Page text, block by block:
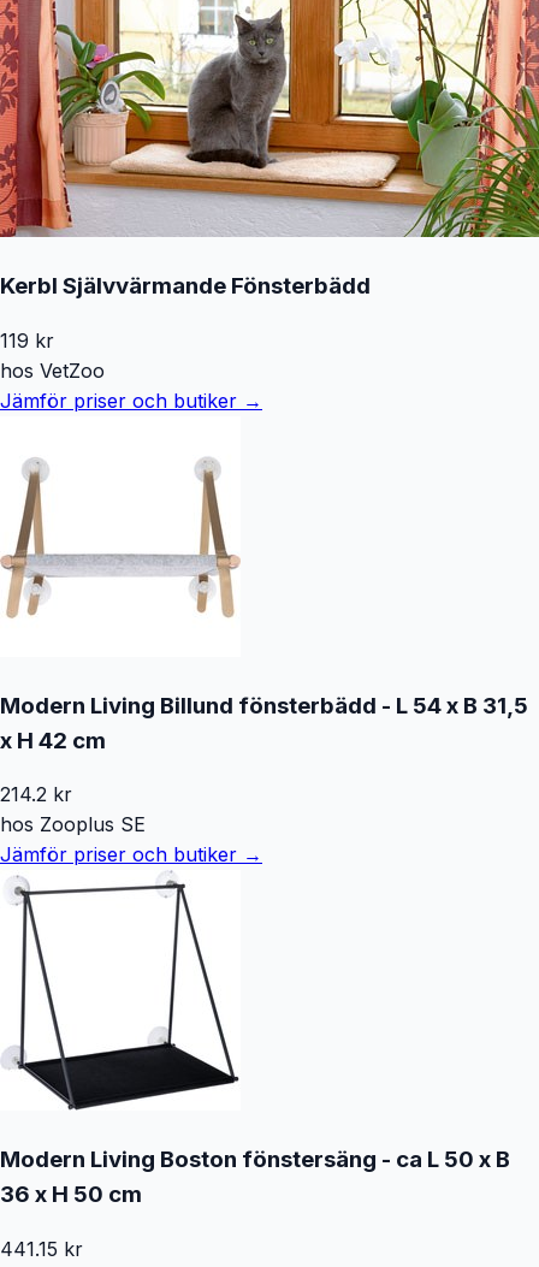
Kerbl Självvärmande Fönsterbädd
119 kr
hos VetZoo
Jämför priser och butiker →
Modern Living Billund fönsterbädd - L 54 x B 31,5
x H 42 cm
214.2 kr
hos Zooplus SE
Jämför priser och butiker →
Modern Living Boston fönstersäng - ca L 50 x B
36 x H 50 cm
441.15 kr